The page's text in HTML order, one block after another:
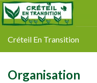
Créteil En Transition
Organisation